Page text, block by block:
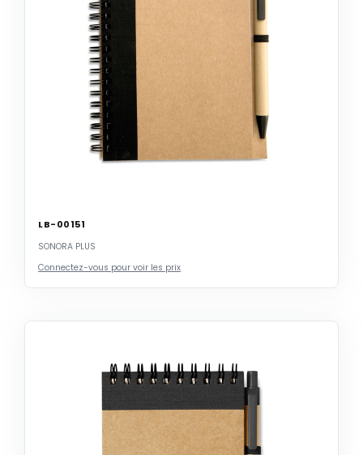
LB-00151
SONORA PLUS
Connectez-vous pour voir les prix